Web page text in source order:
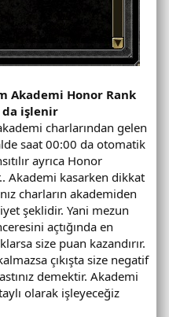
Akademi Honor Rank
da işlenir
charlarından gelen
saat 00:00 da otomatik
ayrıca Honor
Akademi kasarken dikkat
charların akademiden
şeklidir. Yani mezun
açtığında en
size puan kazandırır.
çıkışta size negatif
demektir. Akademi
olarak işleyeceğiz